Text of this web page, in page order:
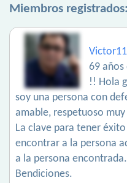
Miembros registrados:
69
!! Hola
soy una persona con
amable, respetuoso
La clave para tener
encontrar a la persona
a la persona encontrada.
Bendiciones.